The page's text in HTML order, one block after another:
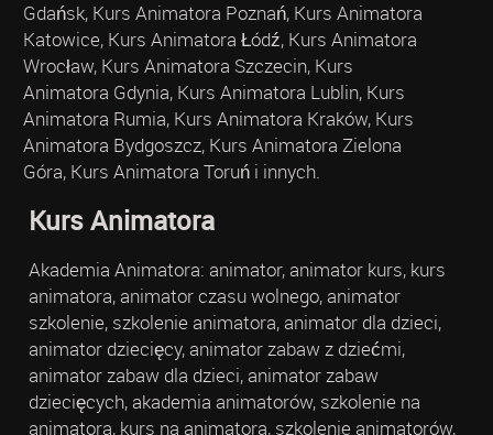
Gdańsk, Kurs Animatora Poznań, Kurs Animatora
Katowice, Kurs Animatora Łódź, Kurs Animatora
Wrocław, Kurs Animatora Szczecin, Kurs
Animatora Gdynia, Kurs Animatora Lublin, Kurs
Animatora Rumia, Kurs Animatora Kraków, Kurs
Animatora Bydgoszcz, Kurs Animatora Zielona
Góra, Kurs Animatora Toruń i innych.
Kurs Animatora
Akademia Animatora: animator, animator kurs, kurs
animatora, animator czasu wolnego, animator
szkolenie, szkolenie animatora, animator dla dzieci,
animator dziecięcy, animator zabaw z dziećmi,
animator zabaw dla dzieci, animator zabaw
dziecięcych, akademia animatorów, szkolenie na
animatora, kurs na animatora, szkolenie animatorów,